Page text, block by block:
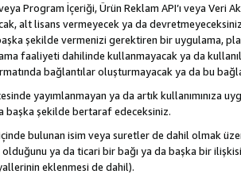
Program İçeriği, Ürün Reklam API’ı veya Veri
alt lisans vermeyecek ya da
şekilde vermenizi gerektiren bir uygulama,
faaliyeti dahilinde kullanmayacak ya da
bağlantılar oluşturmayacak ya da bu
yayımlanmayan ya da artık kullanımınıza
başka şekilde bertaraf edeceksiniz.
bulunan isim veya suretler de dahil olmak
ya da ticari bir bağı ya da başka bir
eklenmesi de dahil).